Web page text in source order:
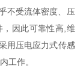
不受流体密度、压
，因此可靠性高,维
用压电应力式传感
工作。